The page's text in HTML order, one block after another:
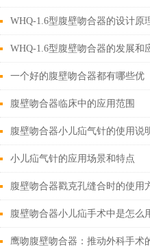
床应用
WHQ-1.6型腹壁吻合器的设计原
与应用
WHQ-1.6型腹壁吻合器的发展和
用为外科手术领域带来了新的可能
性
一个好的腹壁吻合器都有哪些优
点？
腹壁吻合器临床中的应用范围
腹壁吻合器小儿疝气针的使用说
小儿疝气针的应用场景和特点
腹壁吻合器戳克孔缝合时的使用
法
腹壁吻合器小儿疝手术中是怎么
的
鹰吻腹壁吻合器：推动外科手术